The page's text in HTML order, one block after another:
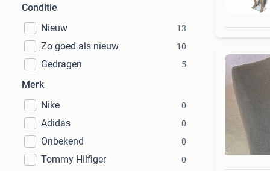
Conditie
Nieuw
13
Zo goed als nieuw 10
Gedragen 5
Merk
Nike
0
Adidas 0
Onbekend 0
Tommy Hilfiger 0